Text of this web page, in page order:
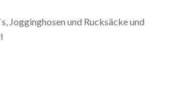
Jogginghosen und Rucksäcke und